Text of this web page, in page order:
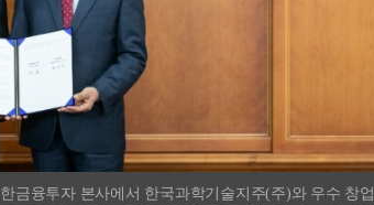
금융투자 본사에서 한국과학기술지주(주)와 우수 창업